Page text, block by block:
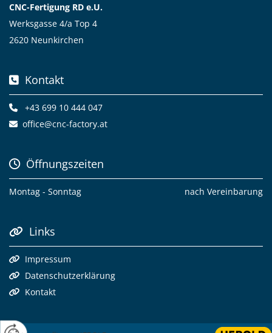
CNC-Fertigung RD e.U.
Werksgasse 4/a Top 4
2620 Neunkirchen
 Kontakt
 +43 699 10 444 047
 office@cnc-factory.at
Öffnungszeiten
Montag - Sonntag nach Vereinbarung
 Links
 Impressum
 Datenschutzerklärung
 Kontakt